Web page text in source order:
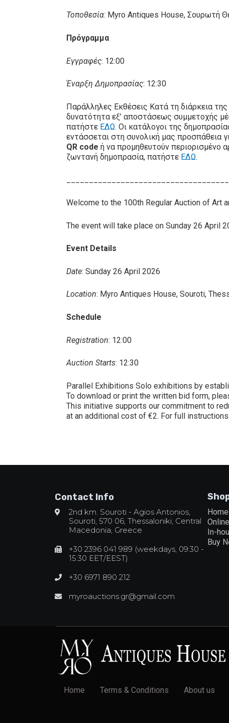
Τοποθεσία: Myro Antiques House, Σουρωτή
Πρόγραμμα
Εγγραφές: 12:00
Έναρξη Δημοπρασίας: 12:30
Παράλληλες Εκθέσεις Κατά τη διάρκεια
δυνατότητα εξ’ αποστάσεως συμμετοχής
πατήστε ΕΔΩ. Οι κατάλογοι της
εντάσσεται στη συνολική μας προσπάθεια
QR code ή να προμηθευτούν περιορισμένο
ζωντανή δημοπρασία, πατήστε ΕΔΩ.
Welcome to the 100th Regular Auction of Art
The event will take place on Sunday 26 April
Event Details
Date: Sunday 26 April 2026
Location: Myro Antiques House, Souroti,
Schedule
Registration: 12:00
Auction Starts: 12:30
Parallel Exhibitions Solo exhibitions by
To download or print the written bid form,
This initiative supports our commitment to
at an additional cost of €2. For full
Contact Info
2nd km. Souroti - Agios Antonios,
Souroti, 570 06, Thessaloniki, Central
Macedonia, Greece
+30 2396 041 989 (weekdays, 09:30 -
15:30 EET/EEST)
+30 6971 890 212
myroauctions.gr@gmail.com
Home
In-
Buy
Home Terms & Conditions About us